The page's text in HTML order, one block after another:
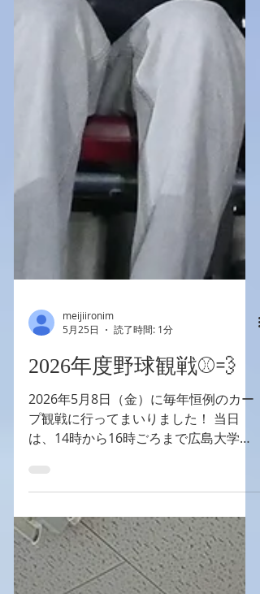
meijiironim
5月25日
読了時間: 1分
2026年度野球観戦⚾️💨
2026年5月8日（金）に毎年恒例のカー
てみんさいラボにて特研を終えた後、
マツダスタジアムへ移動し、18時より
試合開始という日程でした。 1回表でヤ
クルトが先制点、4回表でも追加点を獲